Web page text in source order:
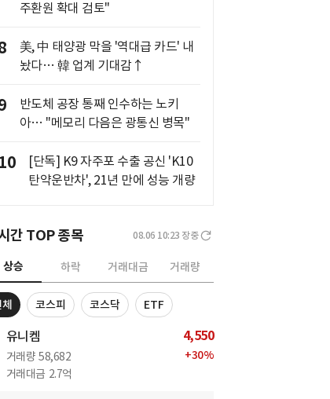
주환원 확대 검토"
美, 中 태양광 막을 '역대급 카드' 내
놨다… 韓 업계 기대감↑
반도체 공장 통째 인수하는 노키
아… "메모리 다음은 광통신 병목"
10
[단독] K9 자주포 수출 공신 'K10
탄약운반차', 21년 만에 성능 개량
간 TOP 종목 08.06 10:23 장중
상승 하락 거래대금 거래량
체 코스피 코스닥 ETF
유니켐
거래량 58,682
거래대금 2.7억
4,550
+30%